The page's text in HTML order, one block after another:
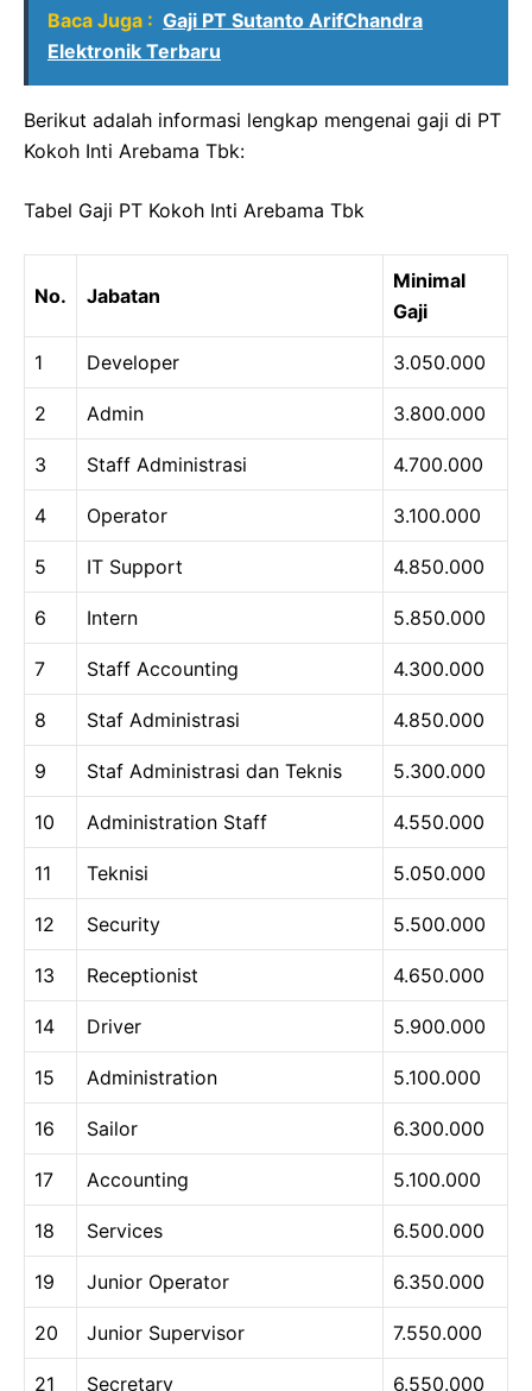
Baca Juga : Gaji PT Sutanto ArifChandra
Elektronik Terbaru
Berikut adalah informasi lengkap mengenai gaji di PT
Kokoh Inti Arebama Tbk:
Tabel Gaji PT Kokoh Inti Arebama Tbk
No. Jabatan
Minimal
Gaji
1 Developer 3.050.000
2 Admin 3.800.000
3 Staff Administrasi 4.700.000
4 Operator 3.100.000
5 IT Support 4.850.000
6 Intern 5.850.000
7 Staff Accounting 4.300.000
8 Staf Administrasi 4.850.000
9 Staf Administrasi dan Teknis 5.300.000
10 Administration Staff 4.550.000
11 Teknisi 5.050.000
12 Security 5.500.000
13 Receptionist 4.650.000
14 Driver 5.900.000
15 Administration 5.100.000
16 Sailor 6.300.000
17 Accounting 5.100.000
18 Services 6.500.000
19 Junior Operator 6.350.000
20 Junior Supervisor 7.550.000
21 Secretary 6.550.000